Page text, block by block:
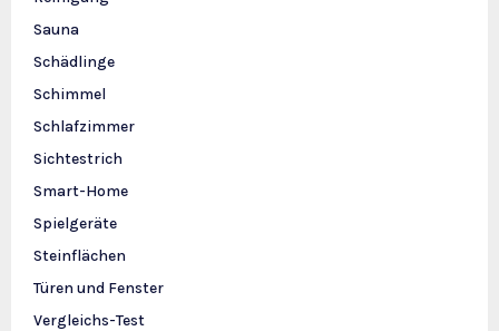
Sauna
Schädlinge
Schimmel
Schlafzimmer
Sichtestrich
Smart-Home
Spielgeräte
Steinflächen
Türen und Fenster
Vergleichs-Test